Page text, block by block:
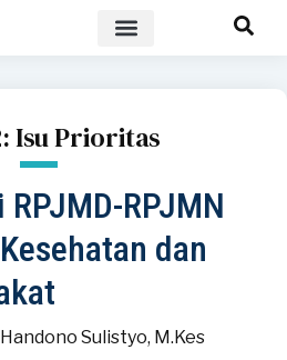
Isu Prioritas
RPJMN
dan
Sulistyo, M.Kes